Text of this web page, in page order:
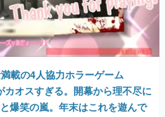
載の4人協力ホラーゲーム
カオスすぎる。開幕から理不尽に
爆笑の嵐。年末はこれを遊んで